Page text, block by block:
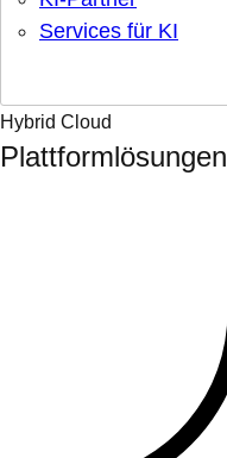
Services für KI
Hybrid Cloud
Plattformlösungen